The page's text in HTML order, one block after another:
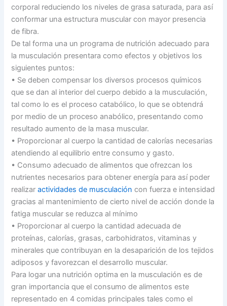
corporal reduciendo los niveles de grasa saturada, para así
conformar una estructura muscular con mayor presencia
de fibra.
De tal forma una un programa de nutrición adecuado para
la musculación presentara como efectos y objetivos los
siguientes puntos:
• Se deben compensar los diversos procesos químicos
que se dan al interior del cuerpo debido a la musculación,
tal como lo es el proceso catabólico, lo que se obtendrá
por medio de un proceso anabólico, presentando como
resultado aumento de la masa muscular.
• Proporcionar al cuerpo la cantidad de calorías necesarias
atendiendo al equilibrio entre consumo y gasto.
• Consumo adecuado de alimentos que ofrezcan los
nutrientes necesarios para obtener energía para así poder
realizaractividades de musculación con fuerza e intensidad
gracias al mantenimiento de cierto nivel de acción donde la
fatiga muscular se reduzca al mínimo
• Proporcionar al cuerpo la cantidad adecuada de
proteínas, calorías, grasas, carbohidratos, vitaminas y
minerales que contribuyan en la desaparición de los tejidos
adiposos y favorezcan el desarrollo muscular.
Para logar una nutrición optima en la musculación es de
gran importancia que el consumo de alimentos este
representado en 4 comidas principales tales como el